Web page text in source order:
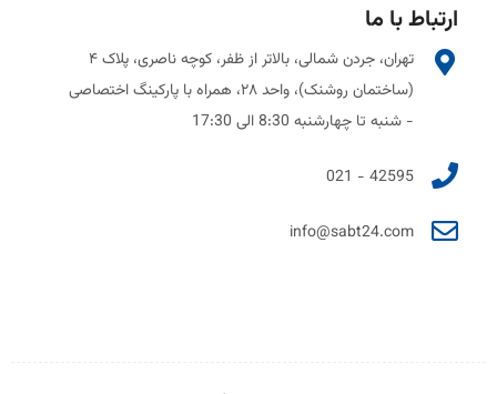
ارتباط با ما
تهران، جردن شمالی، بالاتر از ظفر، کوچه ناصری، پلاک ۴
(ساختمان روشنک)، واحد ۲۸، همراه با پارکینگ اختصاصی
- شنبه تا چهارشنبه 8:30 الی 17:30
42595 - 021
info@sabt24.com